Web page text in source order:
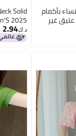
بأكمام
غير
Solid
2025
Waist
Women'S
د.ك‏2.94